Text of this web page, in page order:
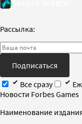
Рассылка:
Подписаться
Все сразу
Новости Forbes Games
Наименование